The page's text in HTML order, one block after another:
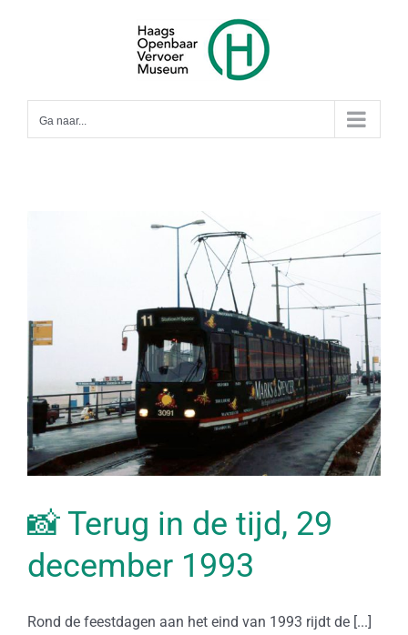
Ga naar...
📸 Terug in de tijd, 29
december 1993
Rond de feestdagen aan het eind van 1993 rijdt de [...]